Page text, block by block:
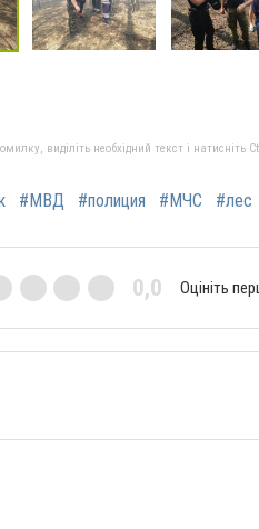
виділіть необхідний текст і натисніть
#МВД #полиция #МЧС #лес
0,0 Оцініть